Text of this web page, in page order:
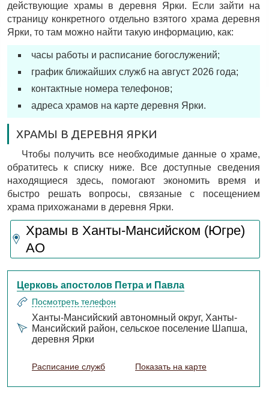
действующие храмы в деревня Ярки. Если зайти на
страницу конкретного отдельно взятого храма деревня
Ярки, то там можно найти такую информацию, как:
часы работы и расписание богослужений;
график ближайших служб на август 2026 года;
контактные номера телефонов;
адреса храмов на карте деревня Ярки.
ХРАМЫ В ДЕРЕВНЯ ЯРКИ
Чтобы получить все необходимые данные о храме,
обратитесь к списку ниже. Все доступные сведения
находящиеся здесь, помогают экономить время и
быстро решать вопросы, связаные с посещением
храма прихожанами в деревня Ярки.
Храмы в Ханты-Мансийском (Югре)
АО
Церковь апостолов Петра и Павла
Посмотреть телефон
Ханты-Мансийский автономный округ, Ханты-
Мансийский район, сельское поселение Шапша,
деревня Ярки
Расписание служб Показать на карте